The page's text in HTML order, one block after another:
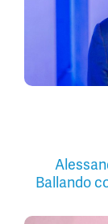
Ballando